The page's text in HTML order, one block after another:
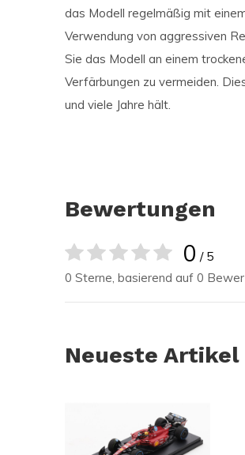
das Modell regelmäßig mit
Verwendung von aggressiven
Sie das Modell an einem
Verfärbungen zu vermeiden.
und viele Jahre hält.
Bewertungen
0 / 5
0 Sterne, basierend auf 0
Neueste Artikel